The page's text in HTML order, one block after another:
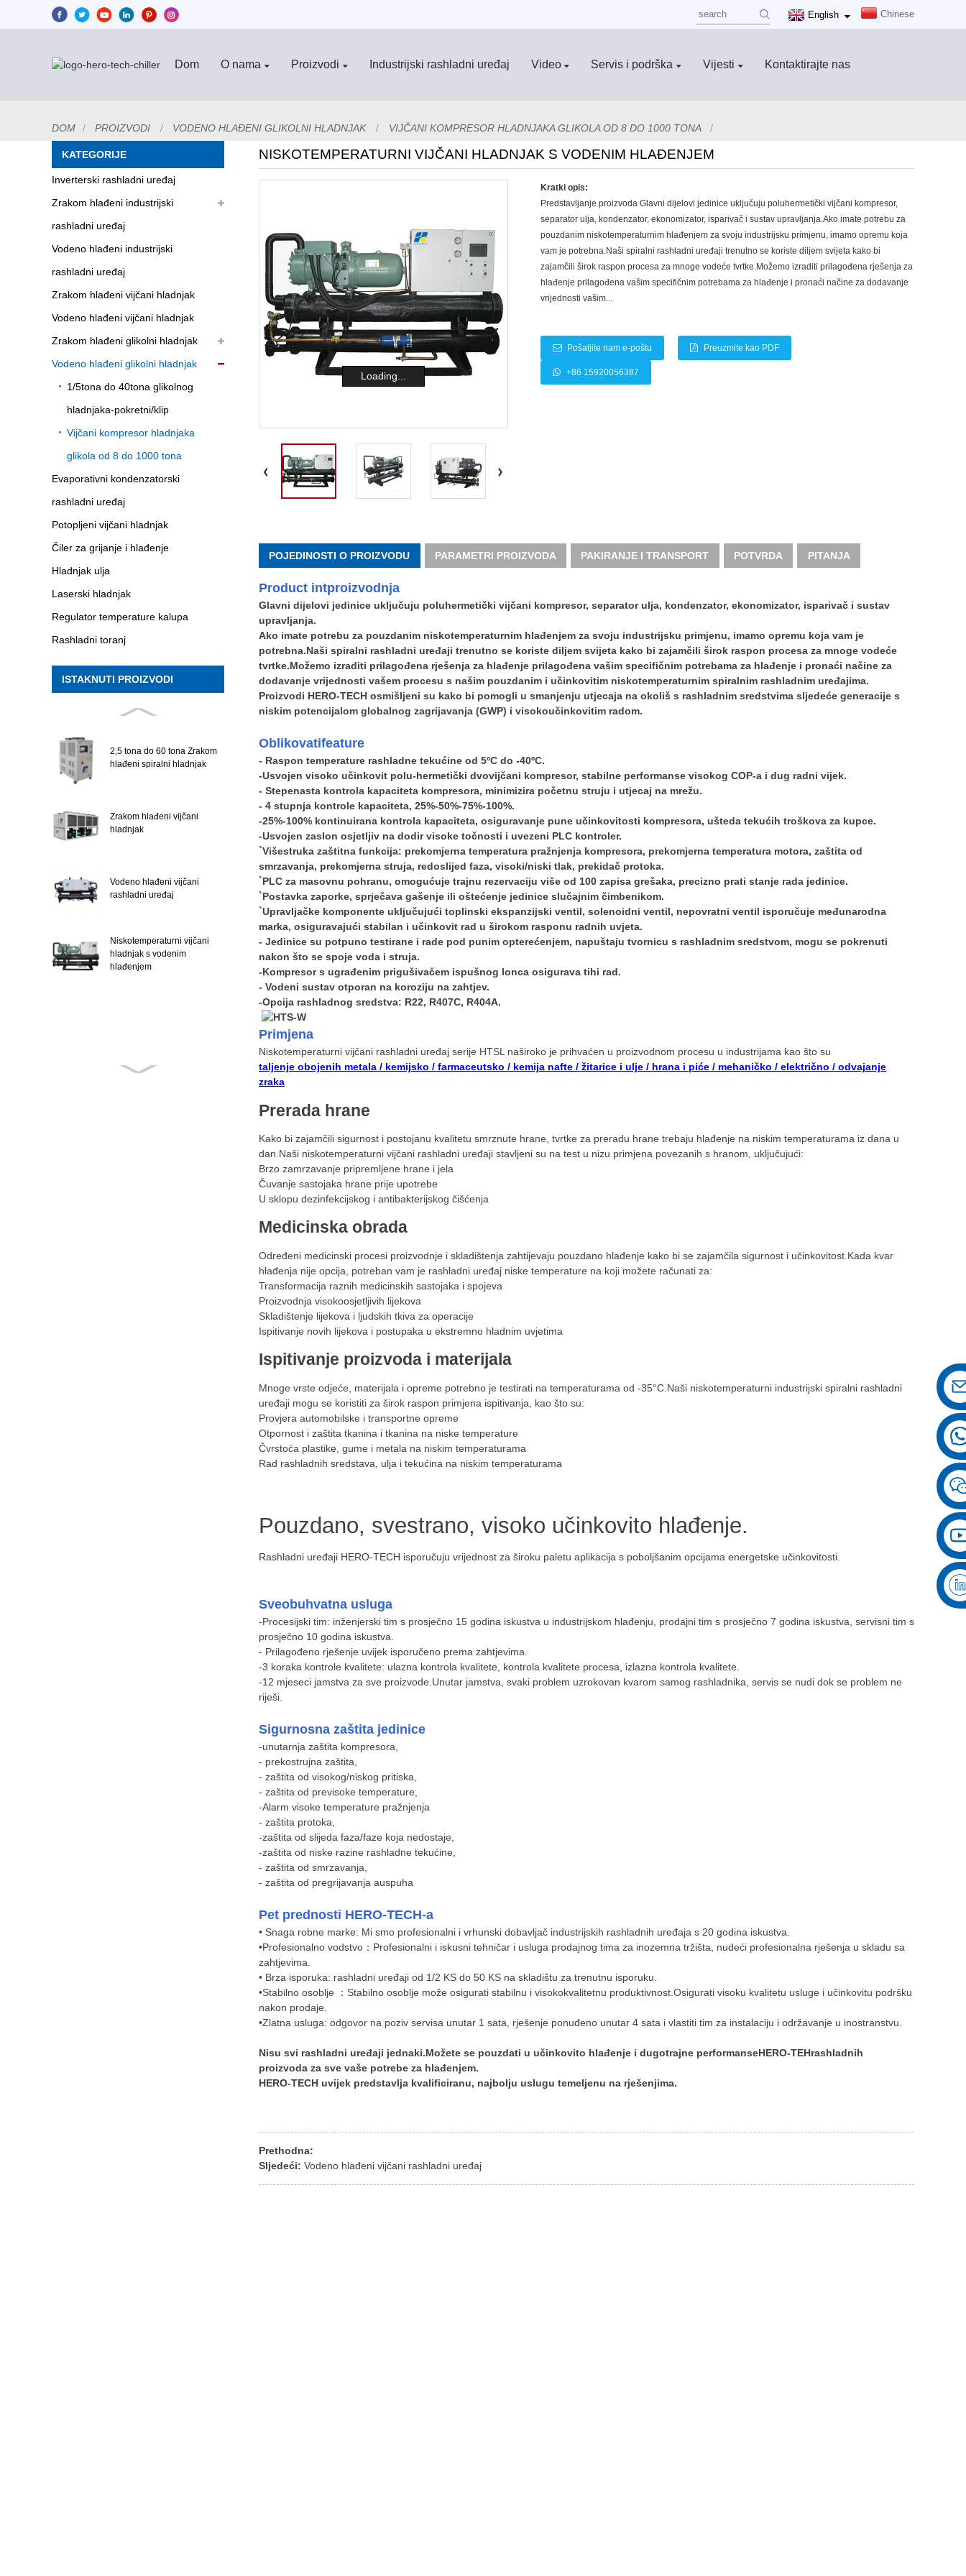
English Chinese
Dom O nama Proizvodi Industrijski rashladni uređaj Video Servis i podrška Vijesti Kontaktirajte nas
DOM PROIZVODI VODENO HLAĐENI GLIKOLNI HLADNJAK VIJČANI KOMPRESOR HLADNJAKA GLIKOLA OD 8 DO 1000 TONA
KATEGORIJE
Inverterski rashladni uređaj
Zrakom hlađeni industrijski
rashladni uređaj
Vodeno hlađeni industrijski
rashladni uređaj
Zrakom hlađeni vijčani hladnjak
Vodeno hlađeni vijčani hladnjak
Zrakom hlađeni glikolni hladnjak
Vodeno hlađeni glikolni hladnjak
1/5tona do 40tona glikolnog
hladnjaka-pokretni/klip
Vijčani kompresor hladnjaka
glikola od 8 do 1000 tona
Evaporativni kondenzatorski
rashladni uređaj
Potopljeni vijčani hladnjak
Čiler za grijanje i hlađenje
Hladnjak ulja
Laserski hladnjak
Regulator temperature kalupa
Rashladni toranj
ISTAKNUTI PROIZVODI
2,5 tona do 60 tona Zrakom
hlađeni spiralni hladnjak
Zrakom hlađeni vijčani
hladnjak
Vodeno hlađeni vijčani
rashladni uređaj
Niskotemperaturni vijčani
hladnjak s vodenim
hlađenjem
NISKOTEMPERATURNI VIJČANI HLADNJAK S VODENIM HLAĐENJEM
Loading...
Kratki opis:
Predstavljanje proizvoda Glavni dijelovi jedinice uključuju poluhermetički vijčani kompresor,
separator ulja, kondenzator, ekonomizator, isparivač i sustav upravljanja.Ako imate potrebu za
pouzdanim niskotemperaturnim hlađenjem za svoju industrijsku primjenu, imamo opremu koja
vam je potrebna.Naši spiralni rashladni uređaji trenutno se koriste diljem svijeta kako bi
zajamčili širok raspon procesa za mnoge vodeće tvrtke.Možemo izraditi prilagođena rješenja za
hlađenje prilagođena vašim specifičnim potrebama za hlađenje i pronaći načine za dodavanje
vrijednosti vašim...
Pošaljite nam e-poštu Preuzmite kao PDF
+86 15920056387
POJEDINOSTI O PROIZVODU PARAMETRI PROIZVODA PAKIRANJE I TRANSPORT POTVRDA PITANJA
Product intproizvodnja
Glavni dijelovi jedinice uključuju poluhermetički vijčani kompresor, separator ulja, kondenzator, ekonomizator, isparivač i sustav
upravljanja.
Ako imate potrebu za pouzdanim niskotemperaturnim hlađenjem za svoju industrijsku primjenu, imamo opremu koja vam je
potrebna.Naši spiralni rashladni uređaji trenutno se koriste diljem svijeta kako bi zajamčili širok raspon procesa za mnoge vodeće
tvrtke.Možemo izraditi prilagođena rješenja za hlađenje prilagođena vašim specifičnim potrebama za hlađenje i pronaći načine za
dodavanje vrijednosti vašem procesu s našim pouzdanim i učinkovitim niskotemperaturnim spiralnim rashladnim uređajima.
Proizvodi HERO-TECH osmišljeni su kako bi pomogli u smanjenju utjecaja na okoliš s rashladnim sredstvima sljedeće generacije s
niskim potencijalom globalnog zagrijavanja (GWP) i visokoučinkovitim radom.
Oblikovatifeature
- Raspon temperature rashladne tekućine od 5ºC do -40ºC.
-Usvojen visoko učinkovit polu-hermetički dvovijčani kompresor, stabilne performanse visokog COP-a i dug radni vijek.
- Stepenasta kontrola kapaciteta kompresora, minimizira početnu struju i utjecaj na mrežu.
- 4 stupnja kontrole kapaciteta, 25%-50%-75%-100%.
-25%-100% kontinuirana kontrola kapaciteta, osiguravanje pune učinkovitosti kompresora, ušteda tekućih troškova za kupce.
-Usvojen zaslon osjetljiv na dodir visoke točnosti i uvezeni PLC kontroler.
`Višestruka zaštitna funkcija: prekomjerna temperatura pražnjenja kompresora, prekomjerna temperatura motora, zaštita od
smrzavanja, prekomjerna struja, redoslijed faza, visoki/niski tlak, prekidač protoka.
`PLC za masovnu pohranu, omogućuje trajnu rezervaciju više od 100 zapisa grešaka, precizno prati stanje rada jedinice.
`Postavka zaporke, sprječava gašenje ili oštećenje jedinice slučajnim čimbenikom.
`Upravljačke komponente uključujući toplinski ekspanzijski ventil, solenoidni ventil, nepovratni ventil isporučuje međunarodna
marka, osiguravajući stabilan i učinkovit rad u širokom rasponu radnih uvjeta.
- Jedinice su potpuno testirane i rade pod punim opterećenjem, napuštaju tvornicu s rashladnim sredstvom, mogu se pokrenuti
nakon što se spoje voda i struja.
-Kompresor s ugrađenim prigušivačem ispušnog lonca osigurava tihi rad.
- Vodeni sustav otporan na koroziju na zahtjev.
-Opcija rashladnog sredstva: R22, R407C, R404A.
Primjena
Niskotemperaturni vijčani rashladni uređaj serije HTSL naširoko je prihvaćen u proizvodnom procesu u industrijama kao što su
taljenje obojenih metala / kemijsko / farmaceutsko / kemija nafte / žitarice i ulje / hrana i piće / mehaničko / električno / odvajanje
zraka
Prerada hrane
Kako bi zajamčili sigurnost i postojanu kvalitetu smrznute hrane, tvrtke za preradu hrane trebaju hlađenje na niskim temperaturama iz dana u
dan.Naši niskotemperaturni vijčani rashladni uređaji stavljeni su na test u nizu primjena povezanih s hranom, uključujući:
Brzo zamrzavanje pripremljene hrane i jela
Čuvanje sastojaka hrane prije upotrebe
U sklopu dezinfekcijskog i antibakterijskog čišćenja
Medicinska obrada
Određeni medicinski procesi proizvodnje i skladištenja zahtijevaju pouzdano hlađenje kako bi se zajamčila sigurnost i učinkovitost.Kada kvar
hlađenja nije opcija, potreban vam je rashladni uređaj niske temperature na koji možete računati za:
Transformacija raznih medicinskih sastojaka i spojeva
Proizvodnja visokoosjetljivih lijekova
Skladištenje lijekova i ljudskih tkiva za operacije
Ispitivanje novih lijekova i postupaka u ekstremno hladnim uvjetima
Ispitivanje proizvoda i materijala
Mnoge vrste odjeće, materijala i opreme potrebno je testirati na temperaturama od -35°C.Naši niskotemperaturni industrijski spiralni rashladni
uređaji mogu se koristiti za širok raspon primjena ispitivanja, kao što su:
Provjera automobilske i transportne opreme
Otpornost i zaštita tkanina i tkanina na niske temperature
Čvrstoća plastike, gume i metala na niskim temperaturama
Rad rashladnih sredstava, ulja i tekućina na niskim temperaturama
Pouzdano, svestrano, visoko učinkovito hlađenje.
Rashladni uređaji HERO-TECH isporučuju vrijednost za široku paletu aplikacija s poboljšanim opcijama energetske učinkovitosti.
Sveobuhvatna usluga
-Procesijski tim: inženjerski tim s prosječno 15 godina iskustva u industrijskom hlađenju, prodajni tim s prosječno 7 godina iskustva, servisni tim s
prosječno 10 godina iskustva.
- Prilagođeno rješenje uvijek isporučeno prema zahtjevima.
-3 koraka kontrole kvalitete: ulazna kontrola kvalitete, kontrola kvalitete procesa, izlazna kontrola kvalitete.
-12 mjeseci jamstva za sve proizvode.Unutar jamstva, svaki problem uzrokovan kvarom samog rashladnika, servis se nudi dok se problem ne
riješi.
Sigurnosna zaštita jedinice
-unutarnja zaštita kompresora,
- prekostrujna zaštita,
- zaštita od visokog/niskog pritiska,
- zaštita od previsoke temperature,
-Alarm visoke temperature pražnjenja
- zaštita protoka,
-zaštita od slijeda faza/faze koja nedostaje,
-zaštita od niske razine rashladne tekućine,
- zaštita od smrzavanja,
- zaštita od pregrijavanja auspuha
Pet prednosti HERO-TECH-a
• Snaga robne marke: Mi smo profesionalni i vrhunski dobavljač industrijskih rashladnih uređaja s 20 godina iskustva.
•Profesionalno vodstvo：Profesionalni i iskusni tehničar i usluga prodajnog tima za inozemna tržišta, nudeći profesionalna rješenja u skladu sa
zahtjevima.
• Brza isporuka: rashladni uređaji od 1/2 KS do 50 KS na skladištu za trenutnu isporuku.
•Stabilno osoblje ：Stabilno osoblje može osigurati stabilnu i visokokvalitetnu produktivnost.Osigurati visoku kvalitetu usluge i učinkovitu podršku
nakon prodaje.
•Zlatna usluga: odgovor na poziv servisa unutar 1 sata, rješenje ponuđeno unutar 4 sata i vlastiti tim za instalaciju i održavanje u inostranstvu.
Nisu svi rashladni uređaji jednaki.Možete se pouzdati u učinkovito hlađenje i dugotrajne performanseHERO-TEHrashladnih
proizvoda za sve vaše potrebe za hlađenjem.
HERO-TECH uvijek predstavlja kvalificiranu, najbolju uslugu temeljenu na rješenjima.
Prethodna:
Sljedeći: Vodeno hlađeni vijčani rashladni uređaj